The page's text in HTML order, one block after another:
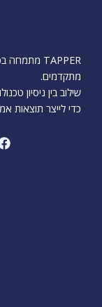
מתקדמים.
שילוב בין ניסיון
כדי לייצר תוצאות